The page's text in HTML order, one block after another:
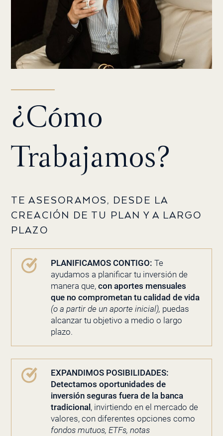
¿Cómo
Trabajamos?
TE ASESORAMOS, DESDE LA
CREACIÓN DE TU PLAN Y A LARGO
PLAZO
PLANIFICAMOS CONTIGO: Te
ayudamos a planificar tu inversión de
manera que,con aportes mensuales
que no comprometan tu calidad de vida
(o a partir de un aporte inicial), puedas
alcanzar tu objetivo a medio o largo
plazo.
EXPANDIMOS POSIBILIDADES:
Detectamos oportunidades de
inversión seguras fuera de la banca
tradicional , invirtiendo en el mercado de
valores, con diferentes opciones como
fondos mutuos, ETFs, notas